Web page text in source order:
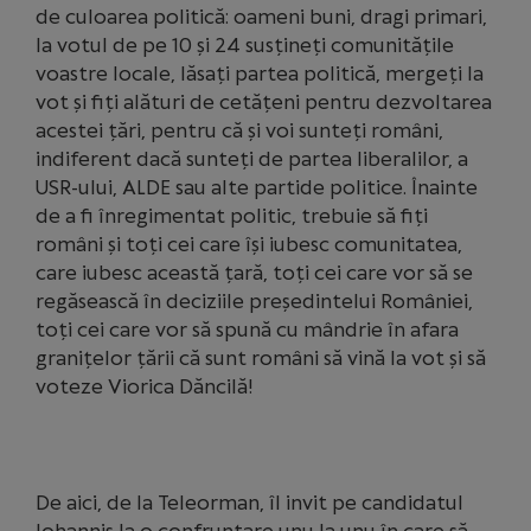
de culoarea politică: oameni buni, dragi primari,
la votul de pe 10 și 24 susțineți comunitățile
voastre locale, lăsați partea politică, mergeți la
vot și fiți alături de cetățeni pentru dezvoltarea
acestei țări, pentru că și voi sunteți români,
indiferent dacă sunteți de partea liberalilor, a
USR-ului, ALDE sau alte partide politice. Înainte
de a fi înregimentat politic, trebuie să fiți
români și toți cei care își iubesc comunitatea,
care iubesc această țară, toți cei care vor să se
regăsească în deciziile președintelui României,
toți cei care vor să spună cu mândrie în afara
granițelor țării că sunt români să vină la vot și să
voteze Viorica Dăncilă!
De aici, de la Teleorman, îl invit pe candidatul